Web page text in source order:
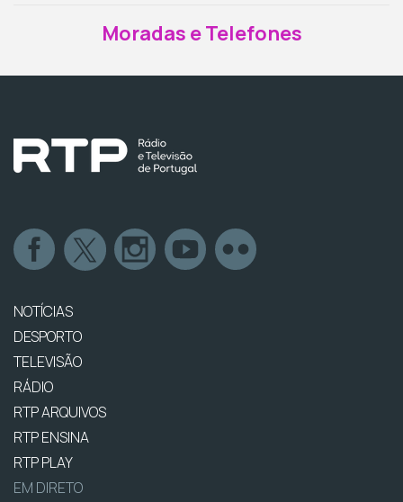
Moradas e Telefones
NOTÍCIAS
DESPORTO
TELEVISÃO
RÁDIO
RTP ARQUIVOS
RTP ENSINA
RTP PLAY
EM DIRETO